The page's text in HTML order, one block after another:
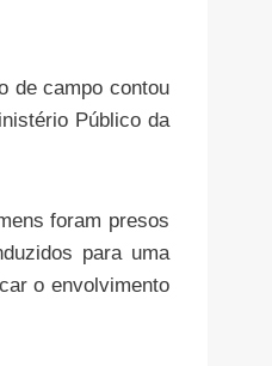
de campo contou
Público da
foram presos
para uma
o envolvimento